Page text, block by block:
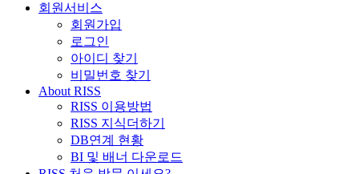
회원서비스
회원가입
로그인
아이디 찾기
비밀번호 찾기
About RISS
RISS 이용방법
RISS 지식더하기
DB연계 현황
BI 및 배너 다운로드